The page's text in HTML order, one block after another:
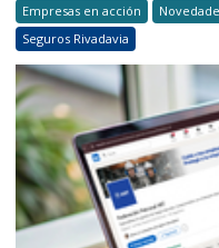
Empresas en acción
Seguros Rivadavia